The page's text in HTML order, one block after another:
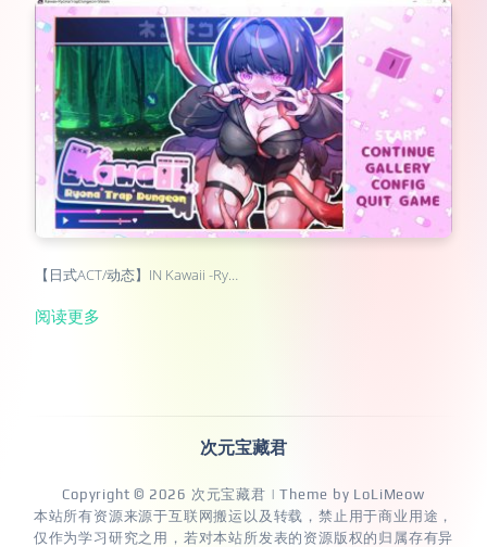
【日式ACT/动态】IN Kawaii -Ry…
阅读更多
次元宝藏君
Copyright © 2026 次元宝藏君 | Theme by LoLiMeow
本站所有资源来源于互联网搬运以及转载，禁止用于商业用途，
仅作为学习研究之用，若对本站所发表的资源版权的归属存有异